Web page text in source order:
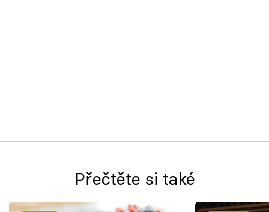
Přečtěte si také